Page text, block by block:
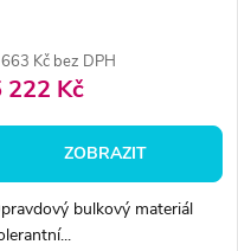
Kč bez DPH
222 Kč
ZOBRAZIT
bulkový materiál